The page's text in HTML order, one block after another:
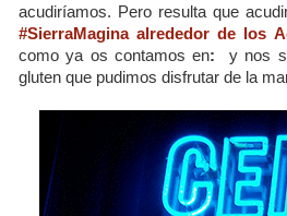
acudiríamos. Pero resulta que
#SierraMagina alrededor de los
como ya os contamos en:
y nos
gluten que pudimos disfrutar de la